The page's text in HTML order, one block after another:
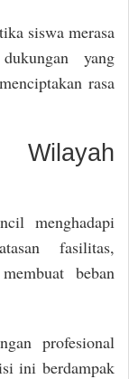
siswa merasa
yang
rasa
menghadapi
fasilitas,
beban
profesional
ini berdampak